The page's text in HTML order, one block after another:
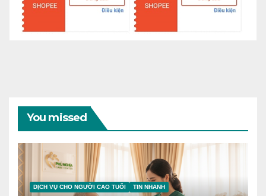
You missed
DỊCH VỤ CHO NGƯỜI CAO TUỔI TIN NHANH